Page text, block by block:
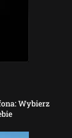
Wybierz